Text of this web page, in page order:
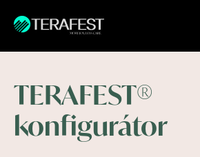
TERAFEST®
konfigurátor